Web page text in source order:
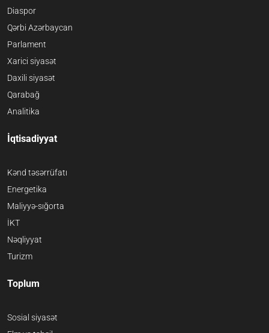
Diaspor
Qərbi Azərbaycan
Parlament
Xarici siyasət
Daxili siyasət
Qarabağ
Analitika
İqtisadiyyat
Kənd təsərrüfatı
Energetika
Maliyyə-sığorta
İKT
Nəqliyyat
Turizm
Toplum
Sosial siyasət